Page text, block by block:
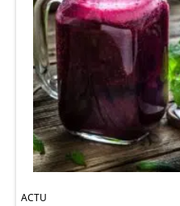
ACTU